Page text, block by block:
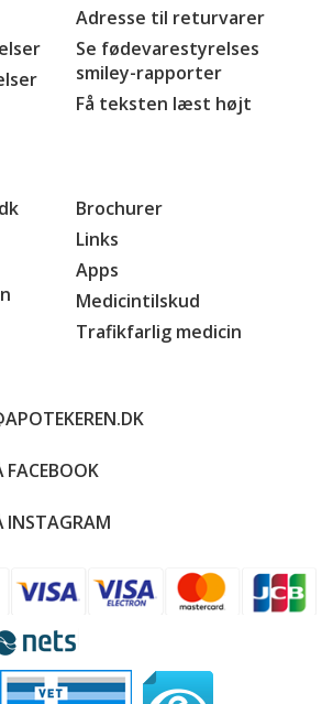
Adresse til returvarer
Se fødevarestyrelses
smiley-rapporter
Få teksten læst højt
Brochurer
Links
Apps
Medicintilskud
Trafikfarlig medicin
FACEBOOK
INSTAGRAM